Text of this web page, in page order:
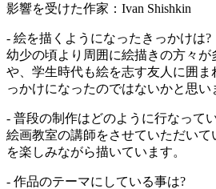
影響を受けた作家：Ivan Shishkin
- 絵を描くようになったきっかけは?
幼少の頃より周囲に絵描きの方々
や、学生時代も絵を志す友人に囲ま
っかけになったのではないかと思い
- 普段の制作はどのように行なって
絵画教室の講師をさせていただい
を楽しみながら描いています。
- 作品のテーマにしている事は?